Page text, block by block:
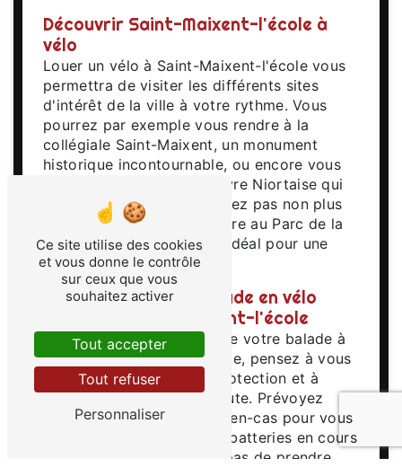
Découvrir Saint-Maixent-l'école à
vélo
Louer un vélo à Saint-Maixent-l'école vous
permettra de visiter les différents sites
d'intérêt de la ville à votre rythme. Vous
pourrez par exemple vous rendre à la
collégiale Saint-Maixent, un monument
historique incontournable, ou encore vous
promener le long de la Sèvre Niortaise qui
traverse la ville. Ne manquez pas non plus
l'opportunité de vous rendre au Parc de la
Pépinière, un espace vert idéal pour une
pause détente en plein air.
Conseils pour une balade en vélo
réussie à Saint-Maixent-l'école
Pour profiter pleinement de votre balade à
vélo à Saint-Maixent-l'école, pensez à vous
équiper d'un casque de protection et à
respecter le code de la route. Prévoyez
également de l'eau et des en-cas pour vous
hydrater et recharger vos batteries en cours
de route. Enfin, n'oubliez pas de prendre
Ce site utilise des cookies
et vous donne le contrôle
sur ceux que vous
souhaitez activer
Tout accepter
Tout refuser
Personnaliser